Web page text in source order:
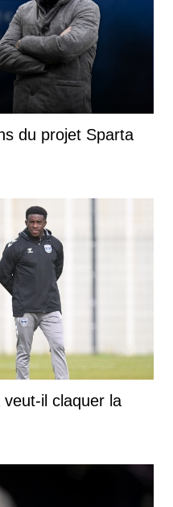
du projet Sparta
il claquer la